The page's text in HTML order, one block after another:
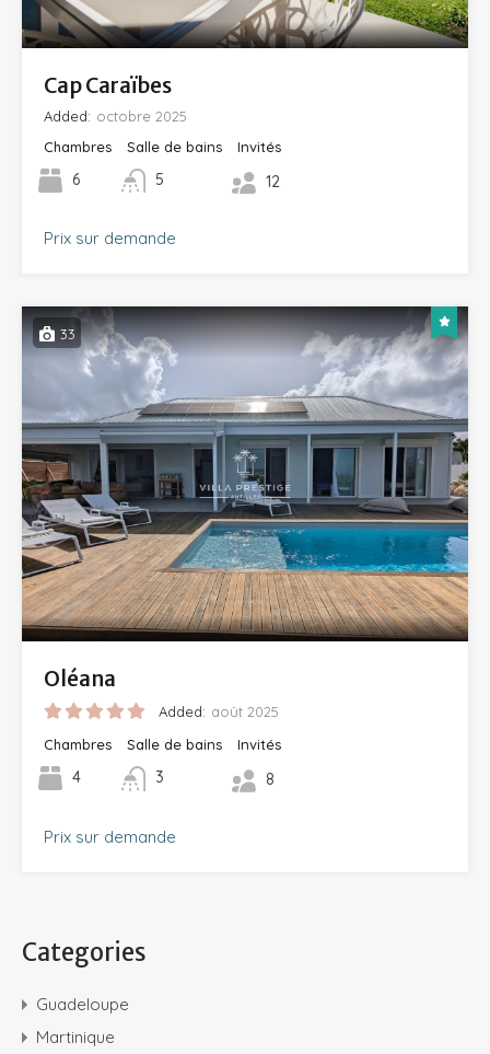
Cap Caraïbes
Added: octobre 2025
Chambres
6
Salle de bains
5
Invités
12
Prix sur demande
33
Oléana
Added: août 2025
Chambres
4
Salle de bains
3
Invités
8
Prix sur demande
Categories
Guadeloupe
Martinique